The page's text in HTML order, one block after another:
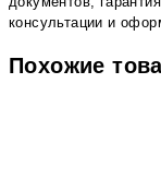
консультации и
Похожие